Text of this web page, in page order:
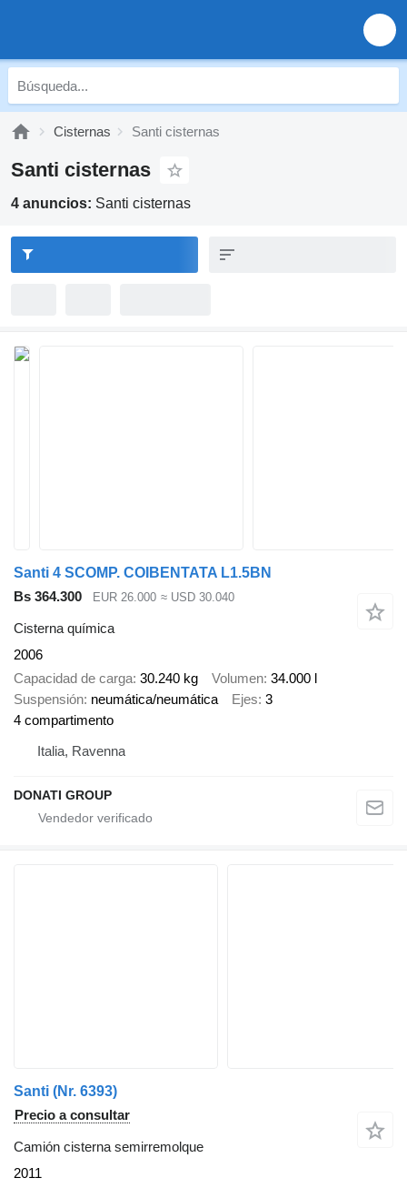
Cisternas Santi cisternas
Santi cisternas
4 anuncios: Santi cisternas
Santi 4 SCOMP. COIBENTATA L1.5BN
Bs 364.300
EUR 26.000 ≈ USD 30.040
Cisterna química
2006
Capacidad de carga 30.240 kg Volumen 34.000 l
Suspensión neumática/neumática Ejes 3
4 compartimento
Italia, Ravenna
DONATI GROUP
Santi (Nr. 6393)
Precio a consultar
Camión cisterna semirremolque
2011